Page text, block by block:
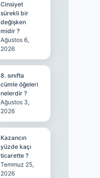
Cinsiyet
sürekli bir
değişken
midir ?
Ağustos 6,
2026
8. sınıfta
cümle öğeleri
nelerdir ?
Ağustos 3,
2026
Kazancın
yüzde kaçı
ticarette ?
Temmuz 25,
2026